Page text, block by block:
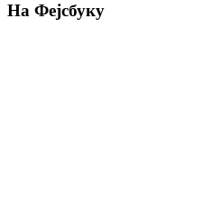
На Фејсбуку